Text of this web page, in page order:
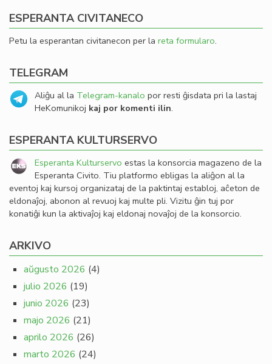
ESPERANTA CIVITANECO
Petu la esperantan civitanecon per la reta formularo.
TELEGRAM
Aliĝu al la Telegram-kanalo por resti ĝisdata pri la lastaj
HeKomunikoj kaj por komenti ilin.
ESPERANTA KULTURSERVO
Esperanta Kulturservo estas la konsorcia magazeno de la
Esperanta Civito. Tiu platformo ebligas la aliĝon al la
eventoj kaj kursoj organizataj de la paktintaj establoj, aĉeton de
eldonaĵoj, abonon al revuoj kaj multe pli. Vizitu ĝin tuj por
konatiĝi kun la aktivaĵoj kaj eldonaj novaĵoj de la konsorcio.
ARKIVO
aŭgusto 2026 (4)
julio 2026 (19)
junio 2026 (23)
majo 2026 (21)
aprilo 2026 (26)
marto 2026 (24)